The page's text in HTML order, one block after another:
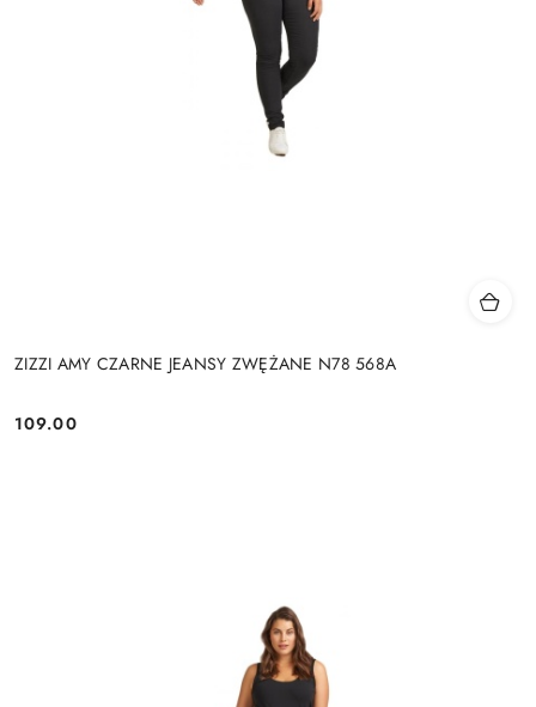
ZIZZI AMY CZARNE JEANSY ZWĘŻANE N78 568A
Cena:
109.00